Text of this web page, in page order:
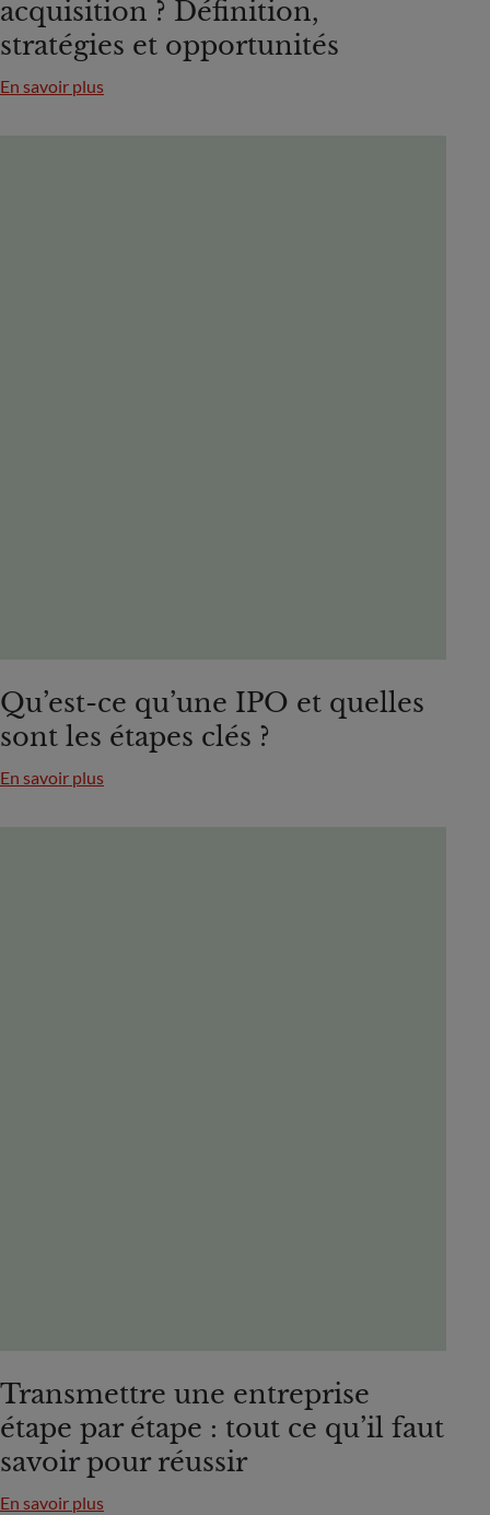
acquisition ? Définition,
stratégies et opportunités
En savoir plus
Qu’est-ce qu’une IPO et quelles
sont les étapes clés ?
En savoir plus
Transmettre une entreprise
étape par étape : tout ce qu’il faut
savoir pour réussir
En savoir plus